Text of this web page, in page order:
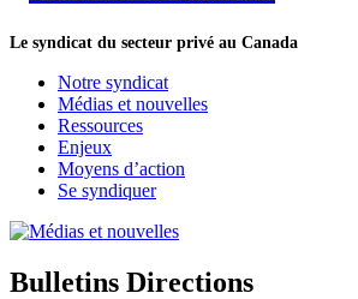
Le syndicat du secteur privé au Canada
Notre syndicat
Médias et nouvelles
Ressources
Enjeux
Moyens d’action
Se syndiquer
Bulletins Directions